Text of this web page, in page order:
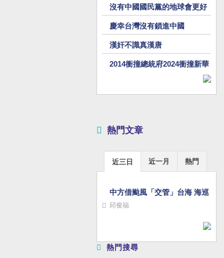
沒有中國國民黨的地球會更好
慶幸台灣沒有鎖進中國
漢奸不識真漢唐
2014衝撞總統府2024衝撞新華
熱門文章
近三日 近一月 熱門
中方借颱風「交管」台海 海巡
署：嚴厲譴責
邱俊福
熱門搜尋